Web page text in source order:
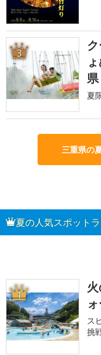
3
県
夏
三重県の
夏の人気スポット
1
ス
挑